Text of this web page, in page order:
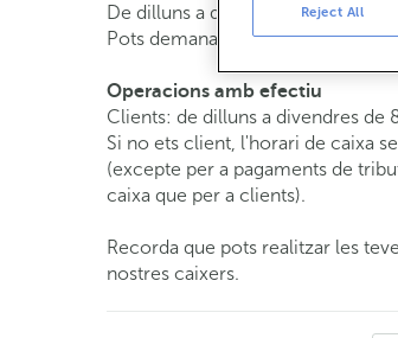
De dilluns a divendres de8:15 a
Pots demanar cita prèviai
Operacions amb efectiu
Clients: de dilluns a divendres de
Si no ets client, l'horari de caixa
(excepte per a pagaments de
caixa que per a clients).
Recorda que pots realitzar les
nostres caixers.
Reject All